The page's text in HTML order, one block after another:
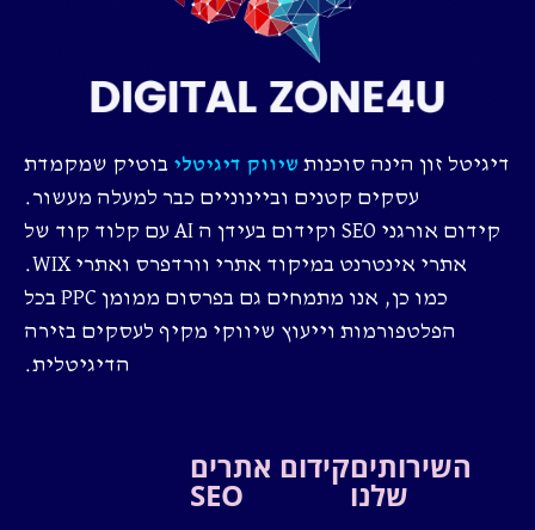
דיגיטל זון הינה סוכנות שיווק דיגיטלי בוטיק שמקמדת
עסקים קטנים וביינוניים כבר למעלה מעשור.
קידום אורגני SEO וקידום בעידן ה AI עם קלוד קוד של
אתרי אינטרנט במיקוד אתרי וורדפרס ואתרי WIX.
כמו כן, אנו מתמחים גם בפרסום ממומן PPC בכל
הפלטפורמות וייעוץ שיווקי מקיף לעסקים בזירה
הדיגיטלית.
השירותים
שלנו
קידום אתרים
SEO